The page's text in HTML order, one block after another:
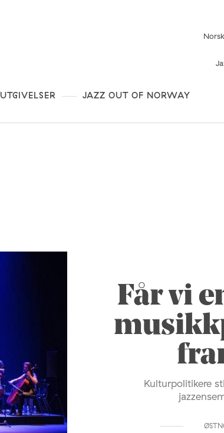
UTGIVELSER JAZZ OUT OF NORWAY
Får vi
Kulturpolitikere